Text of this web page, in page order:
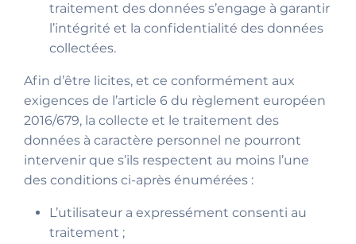
traitement des données s’engage à garantir
l’intégrité et la confidentialité des données
collectées.
Afin d’être licites, et ce conformément aux
exigences de l’article 6 du règlement européen
2016/679, la collecte et le traitement des
données à caractère personnel ne pourront
intervenir que s’ils respectent au moins l’une
des conditions ci-après énumérées :
L’utilisateur a expressément consenti au
traitement ;